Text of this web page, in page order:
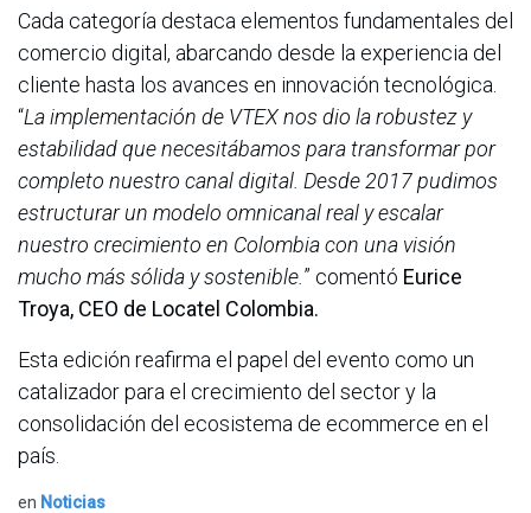
Cada categoría destaca elementos fundamentales del
comercio digital, abarcando desde la experiencia del
cliente hasta los avances en innovación tecnológica.
“La implementación de VTEX nos dio la robustez y
estabilidad que necesitábamos para transformar por
completo nuestro canal digital. Desde 2017 pudimos
estructurar un modelo omnicanal real y escalar
nuestro crecimiento en Colombia con una visión
mucho más sólida y sostenible. ” comentó Eurice
Troya, CEO de Locatel Colombia.
Esta edición reafirma el papel del evento como un
catalizador para el crecimiento del sector y la
consolidación del ecosistema de ecommerce en el
país.
en Noticias